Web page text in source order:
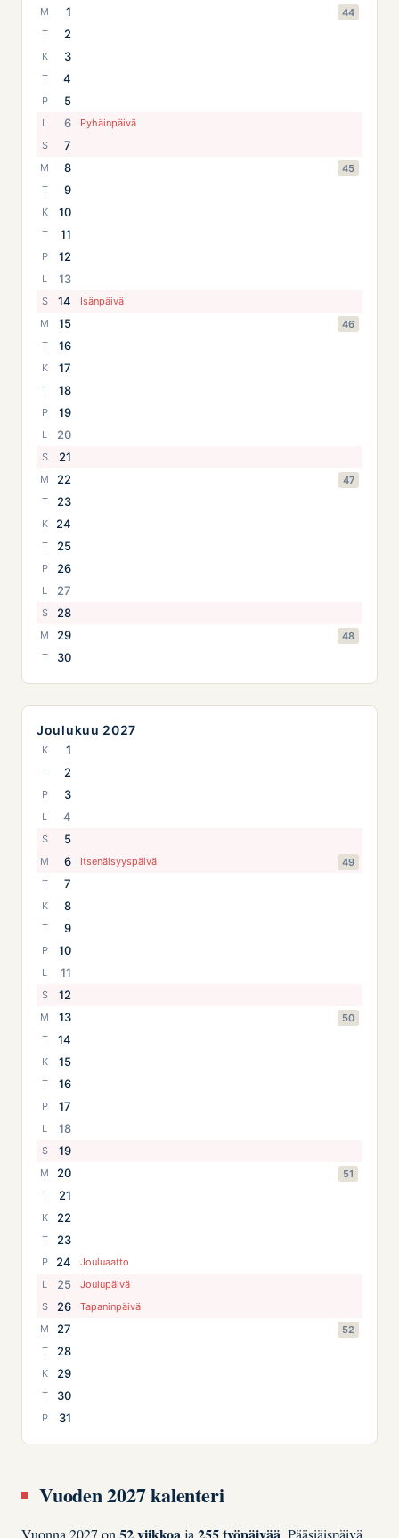
M 1
44
T
2
K 3
T 4
P 5
L 6
Pyhäinpäivä
S
7
M 8
45
T
9
K 10
T 11
P 12
L 13
S 14
Isänpäivä
M
15
46
T
16
K 17
T 18
P 19
L 20
S 21
M 22
47
T
23
K 24
T 25
P 26
L 27
S 28
M 29
48
T
30
Joulukuu 2027
K 1
T 2
P 3
L 4
S 5
M 6 Itsenäisyyspäivä
49
T
7
K 8
T 9
P 10
L 11
S 12
M 13
50
T
14
K 15
T 16
P 17
L 18
S 19
M 20
51
T
21
K 22
T 23
P 24
Jouluaatto
L
25
Joulupäivä
S
26
Tapaninpäivä
M
27
52
T
28
K 29
T 30
P 31
Vuoden 2027 kalenteri
Vuonna 2027 on ja . Pääsiäispäivä